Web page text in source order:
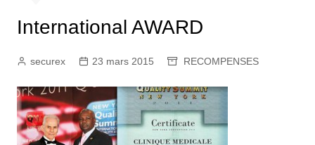
International AWARD
securex 23 mars 2015 RECOMPENSES